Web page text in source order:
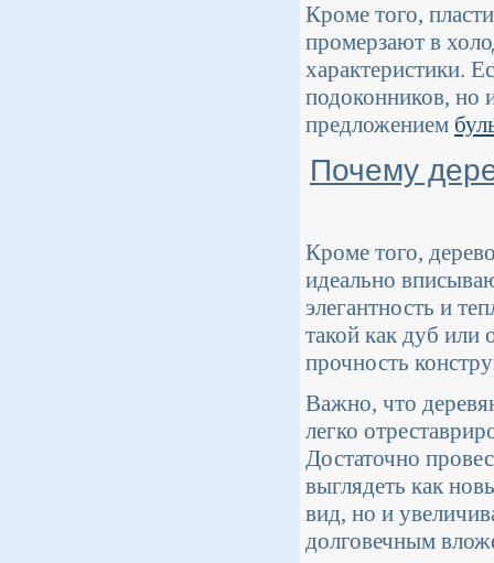
Кроме того,
промерзают в
характеристики.
подоконников, но
предложением
Почему
Кроме того,
идеально
элегантность и
такой как дуб или
прочность
Важно, что
легко
Достаточно
выглядеть как
вид, но и
долговечным